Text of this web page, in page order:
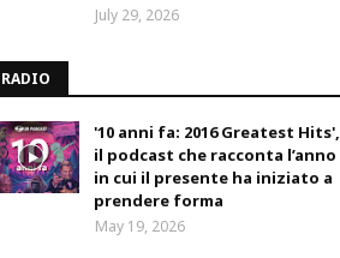
July 29, 2026
RADIO
'10 anni fa: 2016 Greatest Hits',
il podcast che racconta l’anno
in cui il presente ha iniziato a
prendere forma
May 19, 2026